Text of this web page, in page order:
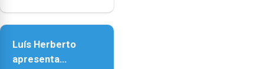
e
as
18h00.
Senhora da
Luís Herberto
apresenta